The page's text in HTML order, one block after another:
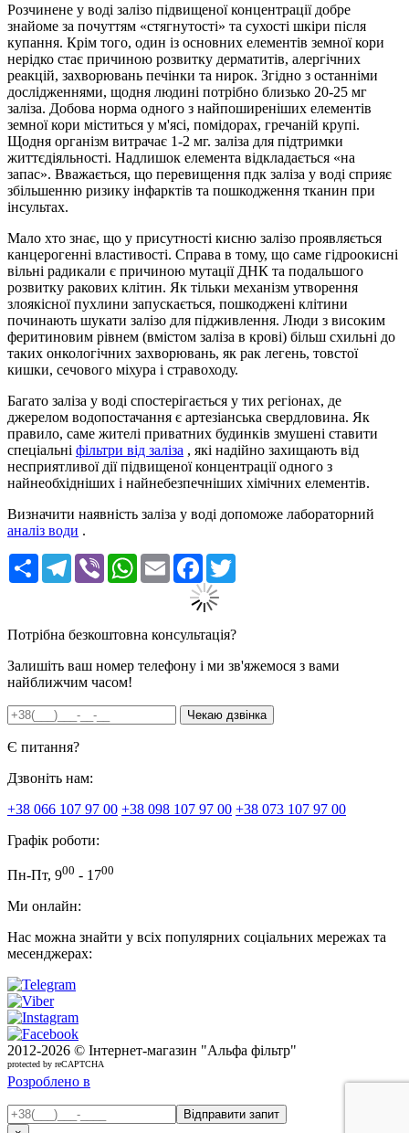
Розчинене у воді залізо підвищеної концентрації добре
знайоме за почуттям «стягнутості» та сухості шкіри після
купання. Крім того, один із основних елементів земної кори
нерідко стає причиною розвитку дерматитів, алергічних
реакцій, захворювань печінки та нирок. Згідно з останніми
дослідженнями, щодня людині потрібно близько 20-25 мг
заліза. Добова норма одного з найпоширеніших елементів
земної кори міститься у м'ясі, помідорах, гречаній крупі.
Щодня організм витрачає 1-2 мг. заліза для підтримки
життєдіяльності. Надлишок елемента відкладається «на
запас». Вважається, що перевищення пдк заліза у воді сприяє
збільшенню ризику інфарктів та пошкодження тканин при
інсультах.
Мало хто знає, що у присутності кисню залізо проявляється
канцерогенні властивості. Справа в тому, що саме гідроокисні
вільні радикали є причиною мутації ДНК та подальшого
розвитку ракових клітин. Як тільки механізм утворення
злоякісної пухлини запускається, пошкоджені клітини
починають шукати залізо для підживлення. Люди з високим
феритиновим рівнем (вмістом заліза в крові) більш схильні до
таких онкологічних захворювань, як рак легень, товстої
кишки, сечового міхура і стравоходу.
Багато заліза у воді спостерігається у тих регіонах, де
джерелом водопостачання є артезіанська свердловина. Як
правило, саме жителі приватних будинків змушені ставити
спеціальні фільтри від заліза , які надійно захищають від
несприятливої дії підвищеної концентрації одного з
найнеобхідніших і найнебезпечніших хімічних елементів.
Визначити наявність заліза у воді допоможе лабораторний
аналіз води .
РесурсTelegram
Viber WhatsApp
Email Facebook
Потрібна безкоштовна консультація?
Залишіть ваш номер телефону і ми зв'яжемося з вами
найближчим часом!
Є питання?
Дзвоніть нам:
+38 066 107 97 00 +38 098 107 97 00 +38 073 107 97 00
Графік роботи:
Пн-Пт, 900 - 1700
Ми онлайн:
Нас можна знайти у всіх популярних соціальних мережах та
месенджерах:
2012-2026 © Інтернет-магазин "Альфа фільтр"
protected by reCAPTCHA
Розроблено в